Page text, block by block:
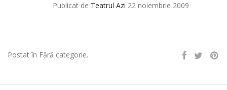
Publicat de Teatrul Azi 22 noiembrie 2009
Postat în Fără categorie.